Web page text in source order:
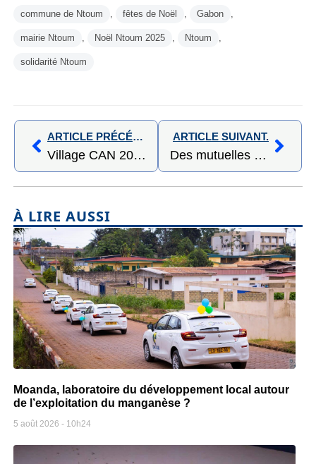
commune de Ntoum , fêtes de Noël , Gabon ,
mairie Ntoum , Noël Ntoum 2025 , Ntoum ,
solidarité Ntoum
ARTICLE PRÉCÉDENT,
Village CAN 2025 : des marques engagées pour faire vibrer Libreville au rythme du football africain
ARTICLE SUIVANT.
Des mutuelles engagées pour les salariés d’Olam Palm & Olam Rubber Gabon
À LIRE AUSSI
Moanda, laboratoire du développement local autour
de l’exploitation du manganèse ?
5 août 2026 10h24